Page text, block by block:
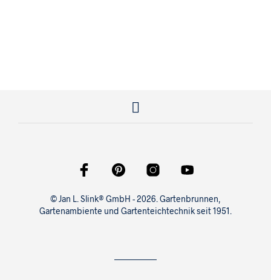
© Jan L. Slink® GmbH - 2026. Gartenbrunnen,
Gartenambiente und Gartenteichtechnik seit 1951.